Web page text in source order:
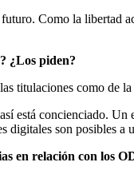
Como la libertad
¿Los piden?
titulaciones como de
está concienciado.
digitales son posibles a
en relación con los